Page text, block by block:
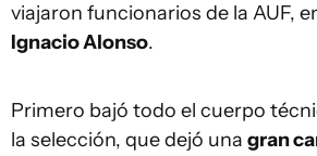
viajaron funcionarios de la AUF,
Ignacio Alonso.
Primero bajó todo el cuerpo
la selección, que dejó una gran